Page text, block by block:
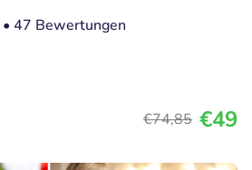
• 47 Bewertungen
€74,85 €49